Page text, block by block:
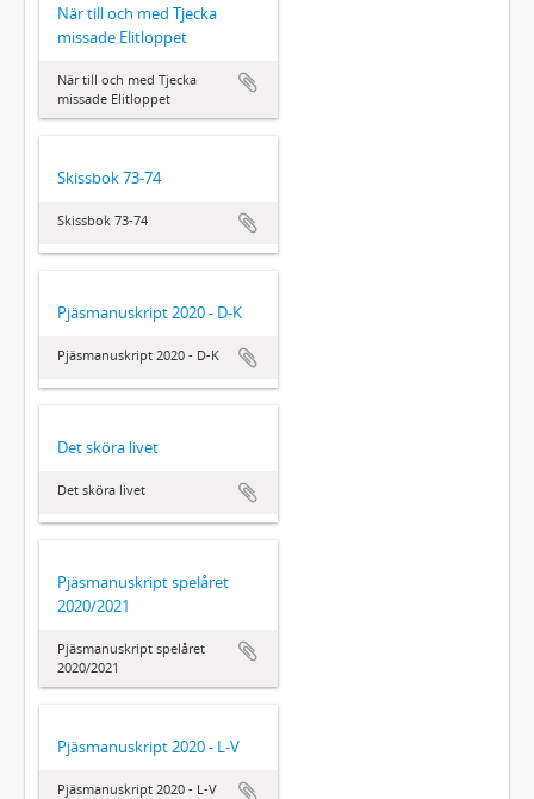
När till och med Tjecka
missade Elitloppet
När till och med Tjecka
missade Elitloppet
Skissbok 73-74
Skissbok 73-74
Pjäsmanuskript 2020 - D-K
Pjäsmanuskript 2020 - D-K
Det sköra livet
Det sköra livet
Pjäsmanuskript spelåret
2020/2021
Pjäsmanuskript spelåret
2020/2021
Pjäsmanuskript 2020 - L-V
Pjäsmanuskript 2020 - L-V